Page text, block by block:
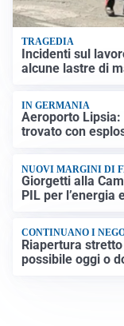
TRAGEDIA
Incidenti sul
alcune lastre di
IN GERMANIA
Aeroporto Lipsia:
trovato con
NUOVI MARGINI DI
Giorgetti alla
PIL per l’energia
CONTINUANO I
Riapertura
possibile oggi o